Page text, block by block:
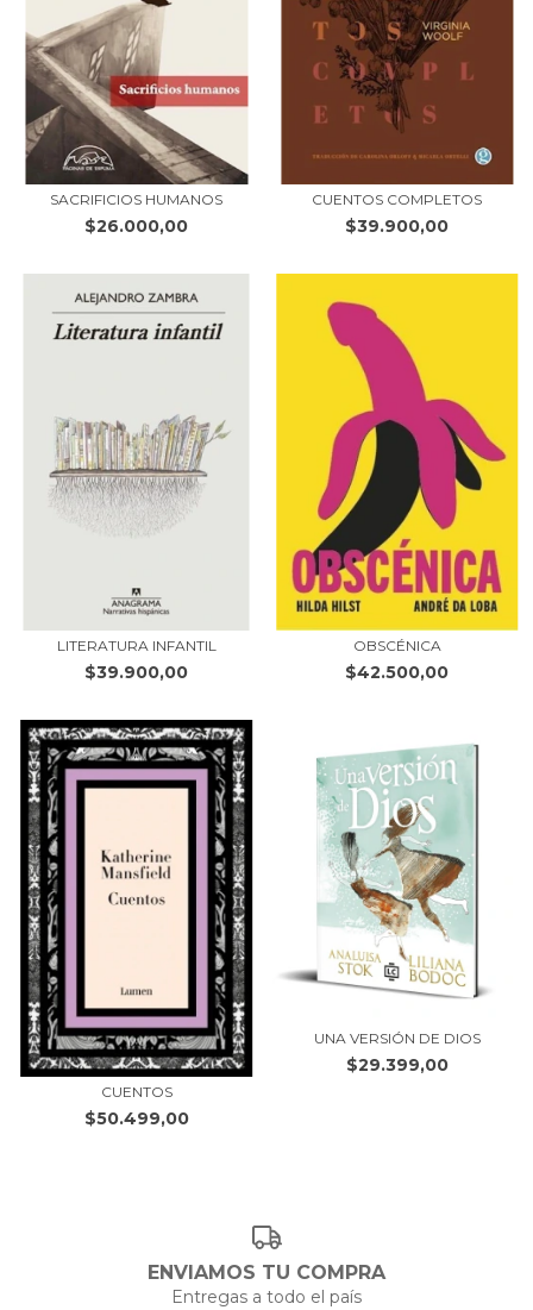
SACRIFICIOS HUMANOS
$26.000,00
CUENTOS COMPLETOS
$39.900,00
LITERATURA INFANTIL
$39.900,00
OBSCÉNICA
$42.500,00
CUENTOS
$50.499,00
UNA VERSIÓN DE DIOS
$29.399,00
ENVIAMOS TU COMPRA
Entregas a todo el país